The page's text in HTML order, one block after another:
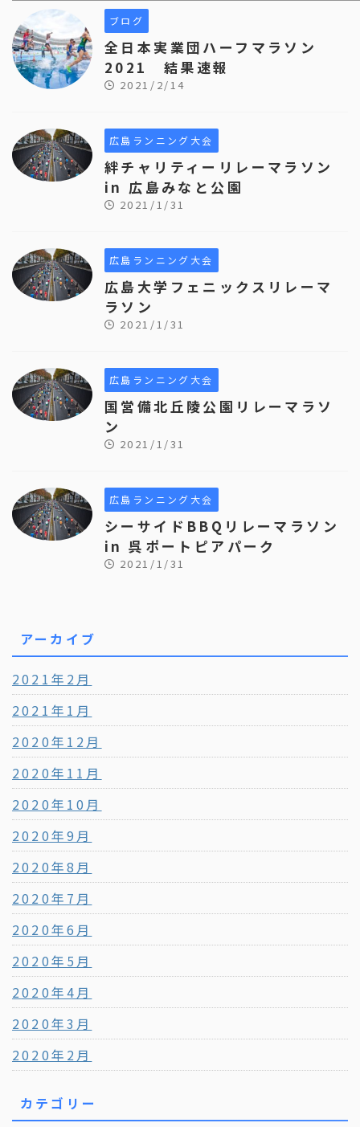
ブログ
全日本実業団ハーフマラソン
2021 結果速報
2021/2/14
広島ランニング大会
絆チャリティーリレーマラソン
in 広島みなと公園
2021/1/31
広島ランニング大会
広島大学フェニックスリレーマ
ラソン
2021/1/31
広島ランニング大会
国営備北丘陵公園リレーマラソ
ン
2021/1/31
広島ランニング大会
シーサイドBBQリレーマラソン
in 呉ポートピアパーク
2021/1/31
アーカイブ
2021年2月
2021年1月
2020年12月
2020年11月
2020年10月
2020年9月
2020年8月
2020年7月
2020年6月
2020年5月
2020年4月
2020年3月
2020年2月
カテゴリー